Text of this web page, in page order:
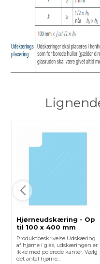
Hjørneudskæring - Op
til 100 x 400 mm
Produktbeskrivelse Udskæring
af hjørne i glas, udskæringen er
ikke med polerede kanter. Vælg
det antal hjørne...